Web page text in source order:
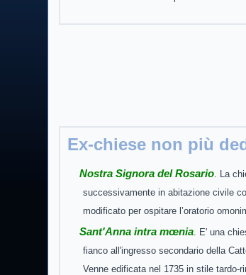
Ex-chiese non più
Nostra Signora del Rosario. La
successivamente in abitazione civile
modificato per ospitare l’oratorio
Sant'Anna intra mœnia. E' una
fianco all'ingresso secondario della
Venne edificata nel 1735 in stile tardo-